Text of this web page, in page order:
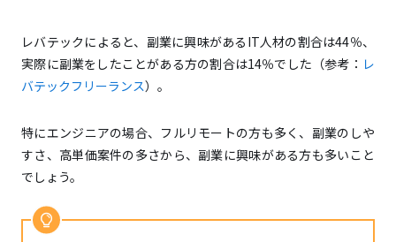
フリーランス
未経験者
レバテックによると、副業に興味があるIT人材の割合は44％、
実際に副業をしたことがある方の割合は14％でした（参考： レ
バテックフリーランス）。
特にエンジニアの場合、フルリモートの方も多く、副業のしや
すさ、高単価案件の多さから、副業に興味がある方も多いこと
でしょう。